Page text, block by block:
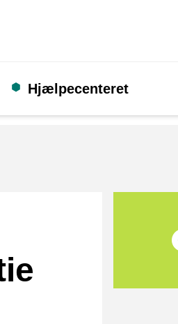
Hjælpecenteret